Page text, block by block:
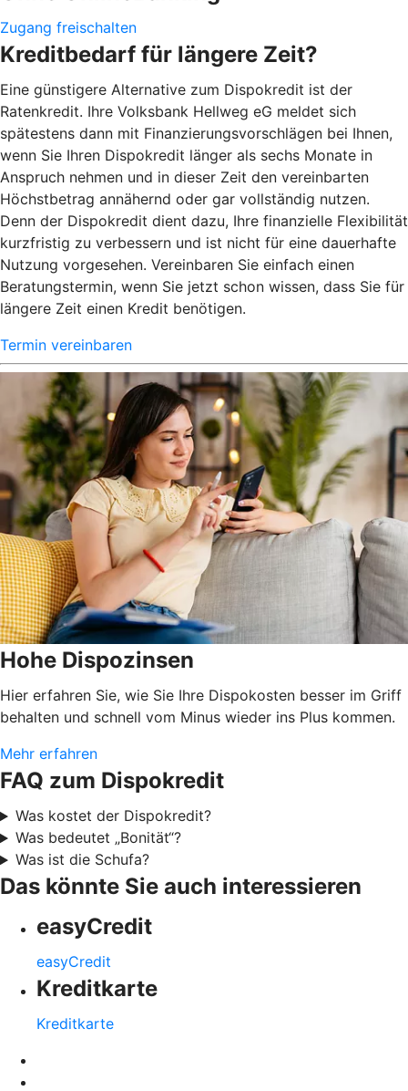
Zugang freischalten
Kreditbedarf für längere Zeit?
Eine günstigere Alternative zum Dispokredit ist der
Ratenkredit. Ihre Volksbank Hellweg eG meldet sich
spätestens dann mit Finanzierungsvorschlägen bei Ihnen,
wenn Sie Ihren Dispokredit länger als sechs Monate in
Anspruch nehmen und in dieser Zeit den vereinbarten
Höchstbetrag annähernd oder gar vollständig nutzen.
Denn der Dispokredit dient dazu, Ihre finanzielle Flexibilität
kurzfristig zu verbessern und ist nicht für eine dauerhafte
Nutzung vorgesehen. Vereinbaren Sie einfach einen
Beratungstermin, wenn Sie jetzt schon wissen, dass Sie für
längere Zeit einen Kredit benötigen.
Termin vereinbaren
Hohe Dispozinsen
Hier erfahren Sie, wie Sie Ihre Dispokosten besser im Griff
behalten und schnell vom Minus wieder ins Plus kommen.
Mehr erfahren
FAQ zum Dispokredit
Was kostet der Dispokredit?
Was bedeutet „Bonität“?
Was ist die Schufa?
Das könnte Sie auch interessieren
easyCredit
easyCredit
Kreditkarte
Kreditkarte